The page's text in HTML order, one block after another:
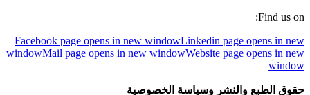
Find us on:
Facebook page opens in new windowLinkedin page opens in new
windowMail page opens in new windowWebsite page opens in new
window
حقوق الطبع والنشر وسياسة الخصوصية